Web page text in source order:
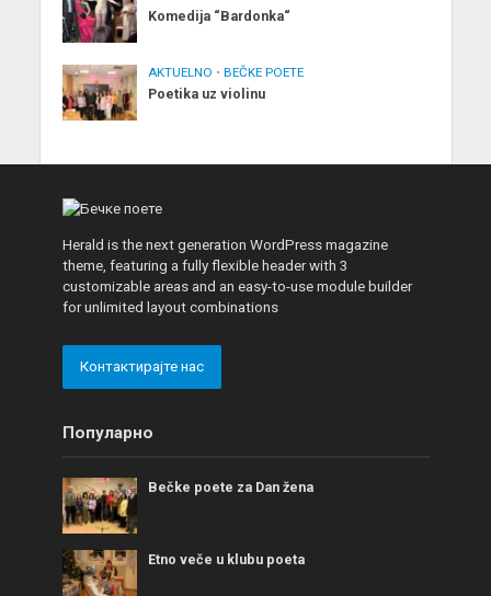
Komedija “Bardonka“
AKTUELNO • BEČKE POETE
Poetika uz violinu
Herald is the next generation WordPress magazine
theme, featuring a fully flexible header with 3
customizable areas and an easy-to-use module builder
for unlimited layout combinations
Контактирајте нас
Популарно
Bečke poete za Dan žena
Etno veče u klubu poeta